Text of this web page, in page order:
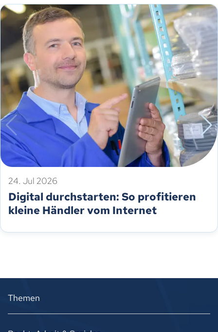
24. Jul 2026
Digital durchstarten: So profitieren
kleine Händler vom Internet
Themen